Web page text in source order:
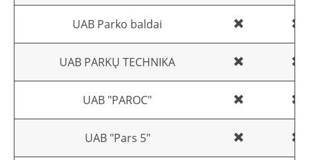
UAB Parko baldai
UAB PARKŲ TECHNIKA
UAB "PAROC"
UAB "Pars 5"